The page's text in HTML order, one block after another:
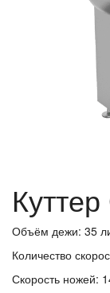
Объём дежи: 35
Количество
Скорость ножей: